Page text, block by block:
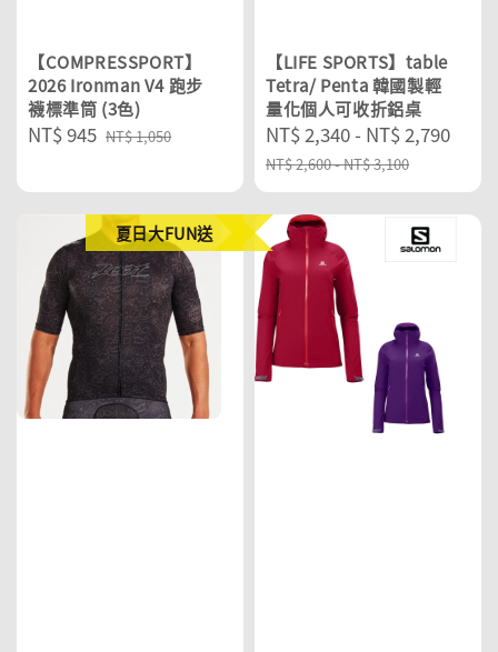
【COMPRESSPORT】
2026 Ironman V4 跑步
襪標準筒 (3色)
Sale
NT$ 945 Regular
NT$ 1,050
【LIFE SPORTS】table
Tetra/ Penta 韓國製輕
量化個人可收折鋁桌
Sale
price
NT$ 2,340- NT$ 2,790
NT$ 2,600-NT$ 3,100
夏日大FUN送